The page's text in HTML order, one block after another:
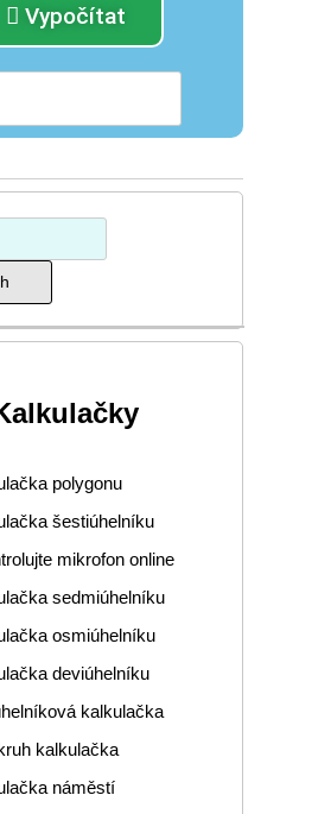
Vypočítat
polygonu
šestiúhelníku
mikrofon online
sedmiúhelníku
osmiúhelníku
deviúhelníku
kalkulačka
kalkulačka
náměstí